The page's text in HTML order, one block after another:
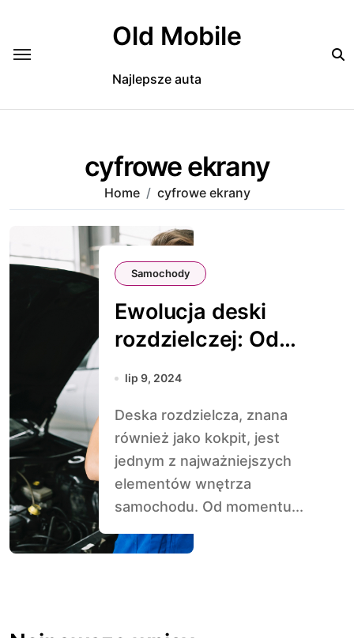
Old Mobile
Najlepsze auta
cyfrowe ekrany
Home cyfrowe ekrany
Samochody
Ewolucja deski
rozdzielczej: Od
analogowych
cyfrowych
ekranów
lip 9, 2024
Deska rozdzielcza, znana
również jako kokpit, jest
jednym z najważniejszych
elementów wnętrza
samochodu. Od momentu...